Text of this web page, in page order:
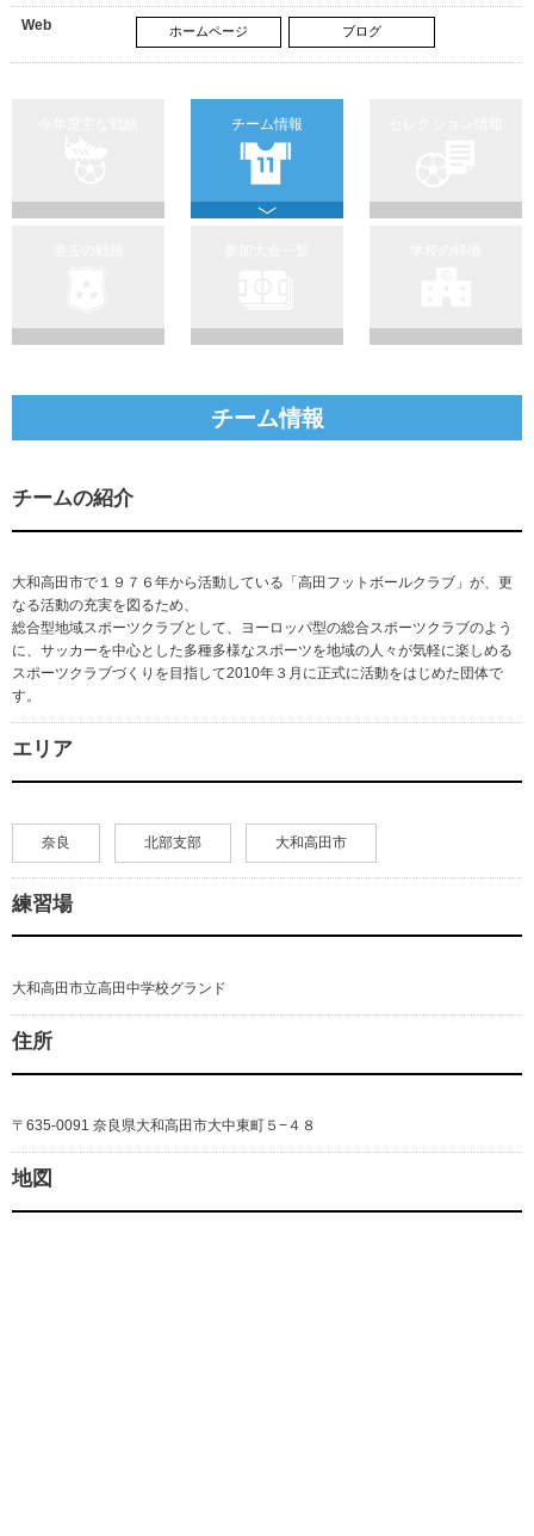
Web ホームページ ブログ
チーム情報
チーム情報
チームの紹介
大和高田市で１９７６年から活動している「高田フットボールクラブ」が、更
なる活動の充実を図るため、
総合型地域スポーツクラブとして、ヨーロッパ型の総合スポーツクラブのよう
に、サッカーを中心とした多種多様なスポーツを地域の人々が気軽に楽しめる
スポーツクラブづくりを目指して2010年３月に正式に活動をはじめた団体で
す。
エリア
奈良 北部支部 大和高田市
練習場
大和高田市立高田中学校グランド
住所
〒635-0091 奈良県大和高田市大中東町５−４８
地図